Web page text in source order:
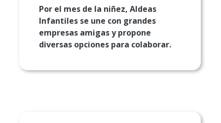
Por el mes de la niñez, Aldeas
Infantiles se une con grandes
empresas amigas y propone
diversas opciones para colaborar.